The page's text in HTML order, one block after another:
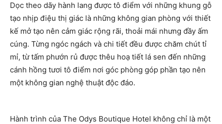
Dọc theo dãy hành lang được tô điểm với những khung gỗ
tạo nhịp điệu thị giác là những không gian phòng với thiết
kế mở tạo nên cảm giác rộng rãi, thoải mái nhưng đầy ấm
cúng. Từng ngóc ngách và chi tiết đều được chăm chút tỉ
mỉ, từ tấm phướn rủ được thêu hoạ tiết lá sen đến những
cánh hồng tươi tô điểm nơi góc phòng góp phần tạo nên
một không gian nghệ thuật độc đáo.
Hành trình của The Odys Boutique Hotel không chỉ là một